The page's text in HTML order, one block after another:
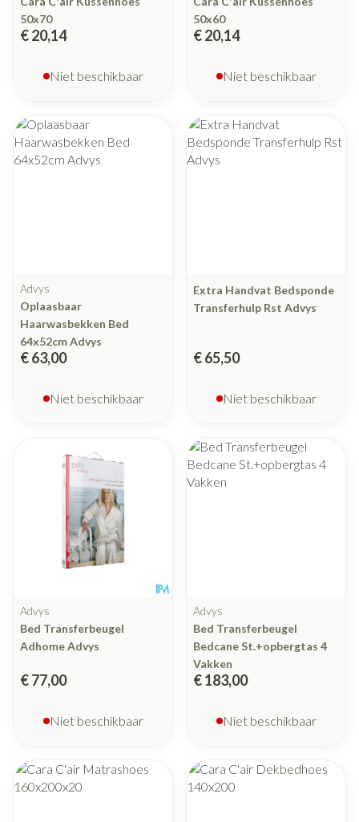
50x70
€ 20,14
Niet beschikbaar
50x60
€ 20,14
Niet beschikbaar
Advys
Oplaasbaar
Haarwasbekken Bed
64x52cm Advys
€ 63,00
Niet beschikbaar
Extra Handvat Bedsponde
Transferhulp Rst Advys
€ 65,50
Niet beschikbaar
Advys
Bed Transferbeugel
Adhome Advys
€ 77,00
Niet beschikbaar
Advys
Bed Transferbeugel
Bedcane St.+opbergtas 4
Vakken
€ 183,00
Niet beschikbaar